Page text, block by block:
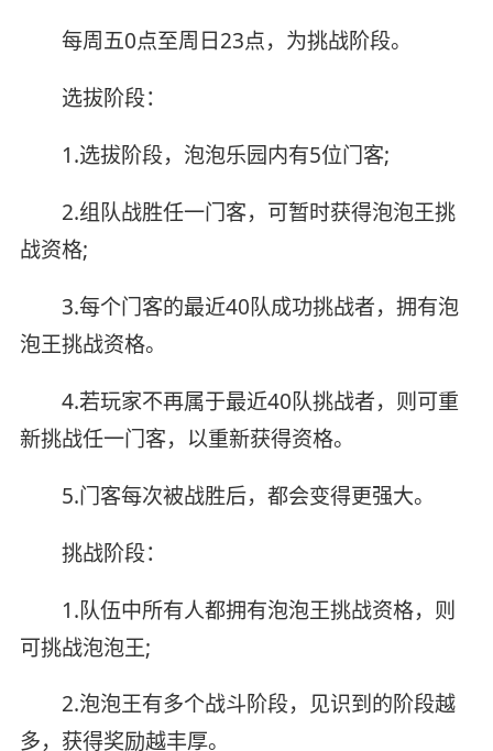
每周五0点至周日23点，为挑战阶段。
选拔阶段：
1.选拔阶段，泡泡乐园内有5位门客;
2.组队战胜任一门客，可暂时获得泡泡王挑
战资格;
3.每个门客的最近40队成功挑战者，拥有泡
泡王挑战资格。
4.若玩家不再属于最近40队挑战者，则可重
新挑战任一门客，以重新获得资格。
5.门客每次被战胜后，都会变得更强大。
挑战阶段：
1.队伍中所有人都拥有泡泡王挑战资格，则
可挑战泡泡王;
2.泡泡王有多个战斗阶段，见识到的阶段越
多，获得奖励越丰厚。